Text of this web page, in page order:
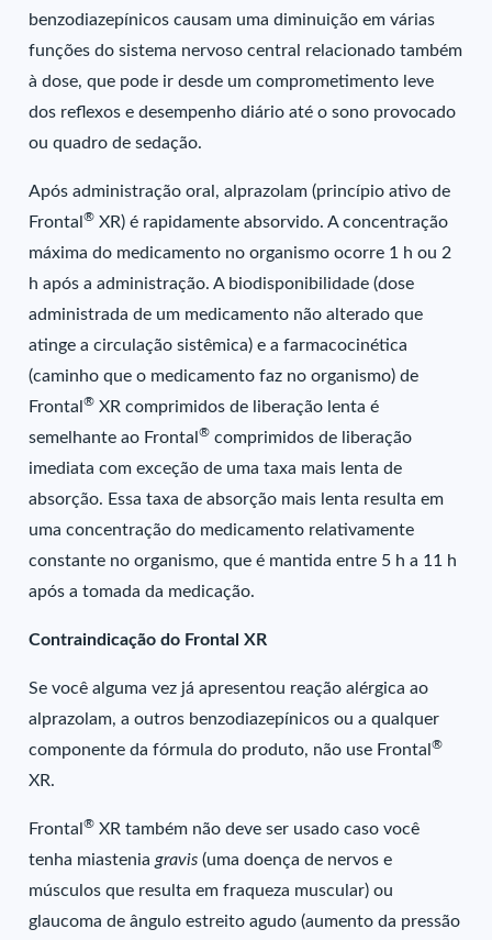
benzodiazepínicos causam uma diminuição em várias
funções do sistema nervoso central relacionado também
à dose, que pode ir desde um comprometimento leve
dos reflexos e desempenho diário até o sono provocado
ou quadro de sedação.
Após administração oral, alprazolam (princípio ativo de
Frontal® XR) é rapidamente absorvido. A concentração
máxima do medicamento no organismo ocorre 1 h ou 2
h após a administração. A biodisponibilidade (dose
administrada de um medicamento não alterado que
atinge a circulação sistêmica) e a farmacocinética
(caminho que o medicamento faz no organismo) de
Frontal® XR comprimidos de liberação lenta é
semelhante ao Frontal® comprimidos de liberação
imediata com exceção de uma taxa mais lenta de
absorção. Essa taxa de absorção mais lenta resulta em
uma concentração do medicamento relativamente
constante no organismo, que é mantida entre 5 h a 11 h
após a tomada da medicação.
Contraindicação do Frontal XR
Se você alguma vez já apresentou reação alérgica ao
alprazolam, a outros benzodiazepínicos ou a qualquer
componente da fórmula do produto, não use Frontal®
XR.
Frontal® XR também não deve ser usado caso você
tenha miastenia gravis (uma doença de nervos e
músculos que resulta em fraqueza muscular) ou
glaucoma de ângulo estreito agudo (aumento da pressão